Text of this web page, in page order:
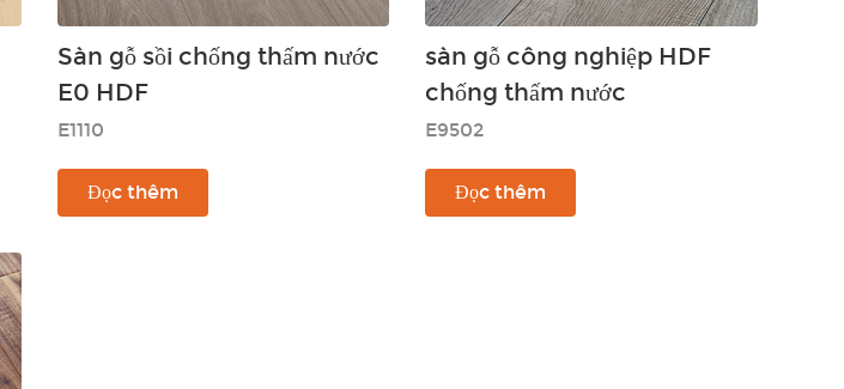
Sàn gỗ sồi chống thấm nước
E0 HDF
E1110
Đọc thêm
sàn gỗ công nghiệp HDF
chống thấm nước
E9502
Đọc thêm